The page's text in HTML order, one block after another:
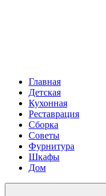
Главная
Детская
Кухонная
Реставрация
Сборка
Советы
Фурнитура
Шкафы
Дом